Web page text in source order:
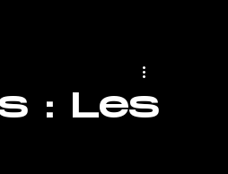
: Les